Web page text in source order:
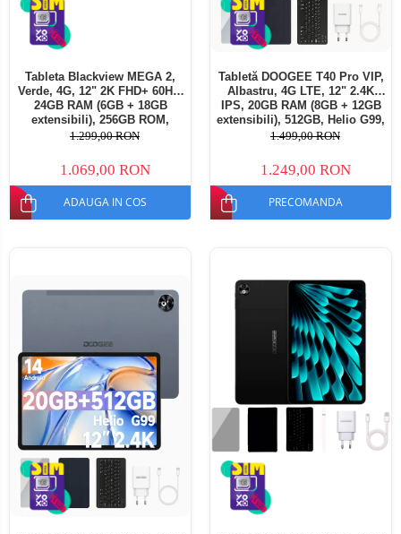
Tableta Blackview MEGA 2,
Verde, 4G, 12" 2K FHD+ 60Hz,
24GB RAM (6GB + 18GB
extensibili), 256GB ROM,
Android 15, Unisoc T615,
Stylus, Face Unlock, Dual SIM
1.299,00 RON
1.069,00 RON
ADAUGA IN COS
Tabletă DOOGEE T40 Pro VIP,
Albastru, 4G LTE, 12" 2.4K
IPS, 20GB RAM (8GB + 12GB
extensibili), 512GB, Helio G99,
10800mAh, 33W, Android 14,
1.499,00 RON
1.249,00 RON
PRECOMANDA